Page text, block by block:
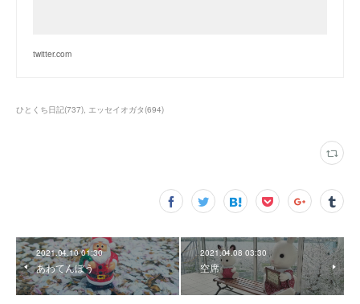
twitter.com
ひとくち日記(737) エッセイオガタ(694)
2021.04.10 01:30
あわてんぼう
2021.04.08 03:30
空席